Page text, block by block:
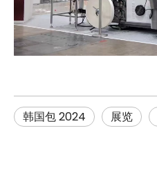
韩国包 2024
德鲁巴 2024
SWOP 2024 在上海
韩国包 2024 展览